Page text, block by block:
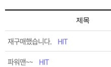
제목
재구매했습니다. HIT
파워맨~~ HIT